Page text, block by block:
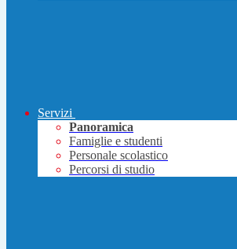
Servizi
Panoramica
Famiglie e studenti
Personale scolastico
Percorsi di studio